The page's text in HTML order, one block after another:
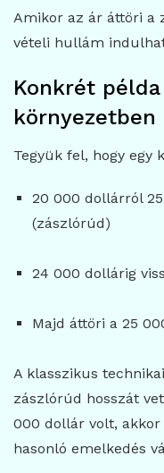
Amikor az ár áttöri a
vételi hullám
Konkrét
környezetben
Tegyük fel, hogy egy
20 000 dollárról
(zászlórúd)
24 000 dollárig
Majd áttöri a 25
A klasszikus
zászlórúd hosszát
000 dollár volt,
hasonló emelkedés